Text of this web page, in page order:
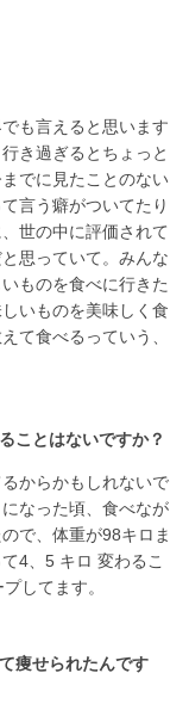
も言えると思います
き過ぎるとちょっと
でに見たことのない
言う癖がついてたり
世の中に評価されて
思っていて。みんな
ものを食べに行きた
いものを美味しく食
て食べるっていう、
ことはないですか？
からかもしれないで
なった頃、食べなが
で、体重が98キロま
4、5 キロ 変わるこ
してます。
痩せられたんです